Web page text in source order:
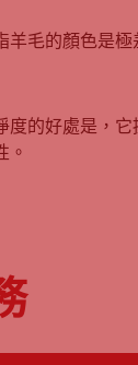
羊毛的顏色是
度的好處是，
。